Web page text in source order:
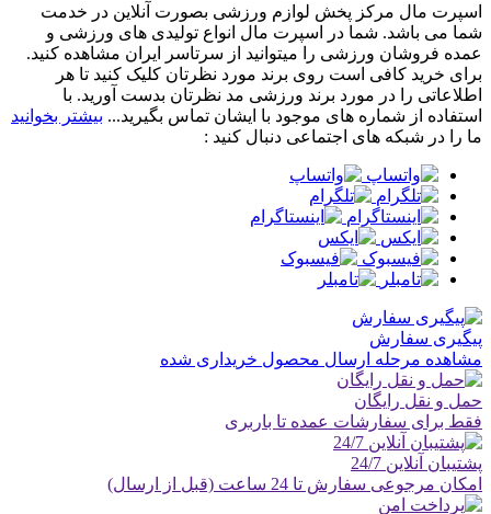
اسپرت مال مرکز پخش لوازم ورزشی بصورت آنلاین در خدمت
شما می باشد. شما در اسپرت مال انواع تولیدی های ورزشی و
عمده فروشان ورزشی را میتوانید از سرتاسر ایران مشاهده کنید.
برای خرید کافی است روی برند مورد نظرتان کلیک کنید تا هر
اطلاعاتی را در مورد برند ورزشی مد نظرتان بدست آورید. با
استفاده از شماره های موجود با ایشان تماس بگیرید... بیشتر بخوانید
ما را در شبکه های اجتماعی دنبال کنید :
پیگیری سفارش
مشاهده مرحله ارسال محصول خریداری شده
حمل و نقل رایگان
فقط برای سفارشات عمده تا باربری
پشتیبان آنلاین 24/7
امکان مرجوعی سفارش تا 24 ساعت (قبل از ارسال)